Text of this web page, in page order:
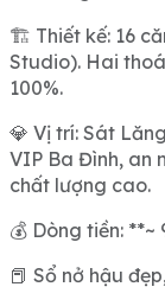
🏗 Thiết kế: 16
Studio). Hai
100%.
💎 Vị trí: Sát
VIP Ba Đình, an
chất lượng cao.
💰 Dòng tiền:
📕 Sổ nở hậu